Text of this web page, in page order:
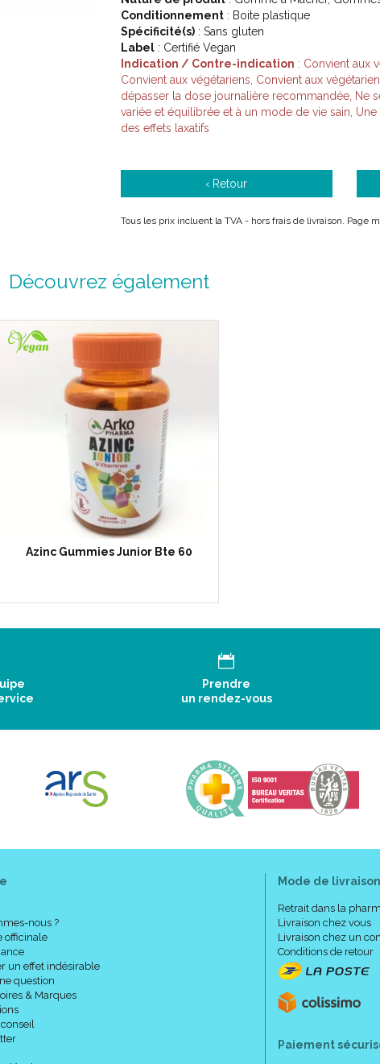
Conditionnement : Boite plastique
Spécificité(s) : Sans gluten
Label : Certifié Vegan
Indication / Contre-indication : Convient aux
Convient aux végétariens, Convient aux
dépasser la dose journalière recommandée, Ne
variée et équilibrée et à un mode de vie sain,
des effets laxatifs
‹ Retour
Tous les prix incluent la TVA - hors frais de livraison. Page
Découvrez également
Azinc Gummies Junior Bte 60
Prendre
un rendez-vous
nous ?
officinale
un effet indésirable
question
& Marques
Mode de livraison
Retrait dans la
Livraison chez vous
Livraison chez un
Conditions de retour
Paiement